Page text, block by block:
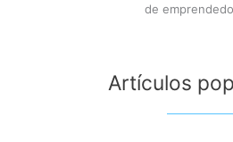
de
Artículos